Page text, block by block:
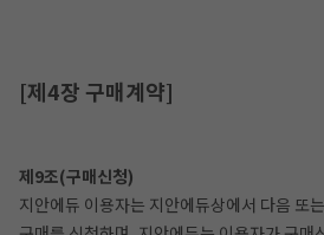
[제4장 구매계약]
제9조(구매신청)
지안에듀 이용자는 지안에듀상에서 다음 또